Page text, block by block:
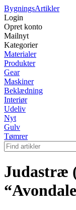
BygningsArtikler
Login
Opret konto
Mailnyt
Kategorier
Materialer
Produkter
Gear
Maskiner
Beklædning
Interiør
Udeliv
Nyt
Gulv
Tømrer
Judastræ